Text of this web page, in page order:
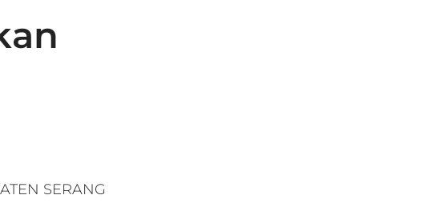
SERANG